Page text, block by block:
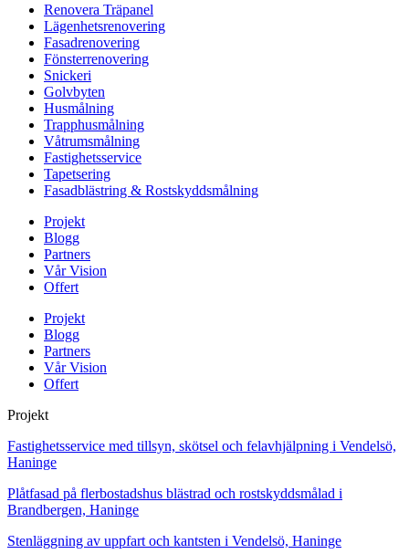
Renovera Träpanel
Lägenhetsrenovering
Fasadrenovering
Fönsterrenovering
Snickeri
Golvbyten
Husmålning
Trapphusmålning
Våtrumsmålning
Fastighetsservice
Tapetsering
Fasadblästring & Rostskyddsmålning
Projekt
Blogg
Partners
Vår Vision
Offert
Projekt
Blogg
Partners
Vår Vision
Offert
Projekt
Fastighetsservice med tillsyn, skötsel och felavhjälpning i Vendelsö,
Haninge
Plåtfasad på flerbostadshus blästrad och rostskyddsmålad i
Brandbergen, Haninge
Stenläggning av uppfart och kantsten i Vendelsö, Haninge